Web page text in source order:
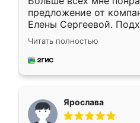
предложение от
Елены Сергеевой.
короткие сроки
для замера сотрудник
предложил по моему
Читать полностью
Ярослава